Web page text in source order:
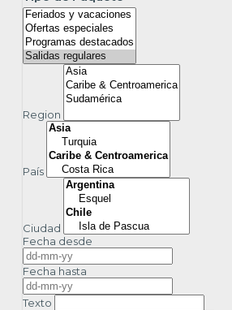
Region
País
Ciudad
Fecha desde
Fecha hasta
Texto